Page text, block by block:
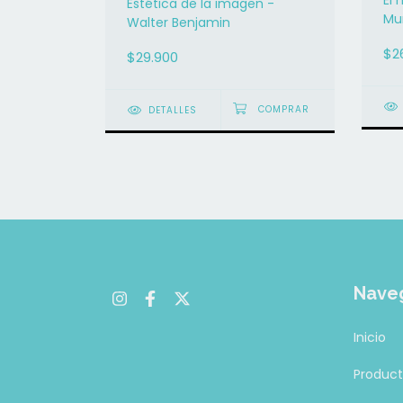
Estética de la imagen -
Walter Benjamin
$29.900
DETALLES
Inicio